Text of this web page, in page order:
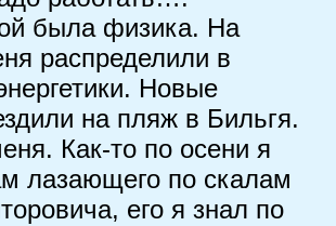
была физика. На
распределили в
Новые
на пляж в Бильгя.
Как-то по осени я
лазающего по скалам
его я знал по